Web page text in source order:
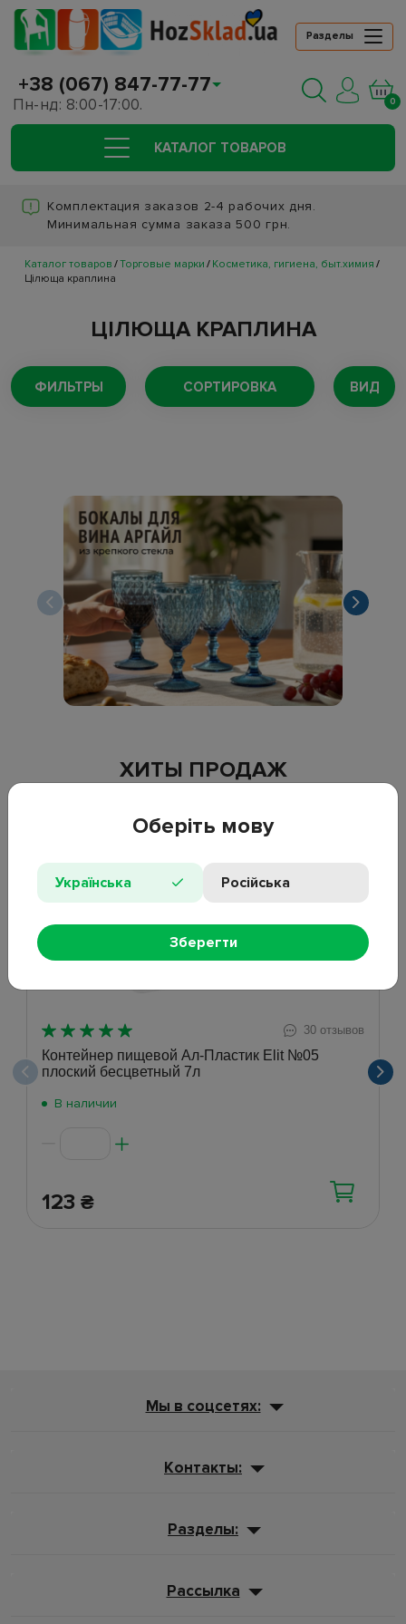
Разделы
+38 (067) 847-77-77
Пн-нд: 8:00-17:00. 0
КАТАЛОГ ТОВАРОВ
Комплектация заказов 2-4 рабочих дня.
Минимальная сумма заказа 500 грн.
Каталог товаров Торговые марки
Косметика, гигиена, быт.химия
Цілюща краплина
ЦІЛЮЩА КРАПЛИНА
ФИЛЬТРЫ СОРТИРОВКА ВИД
ХИТЫ ПРОДАЖ
30 отзывов
Контейнер пищевой Ал-Пластик Elit №05
плоский бесцветный 7л
В наличии
123 ₴
Оберіть мову
Українська Російська
Зберегти
Мы в соцсетях:
Контакты:
Разделы:
Рассылка